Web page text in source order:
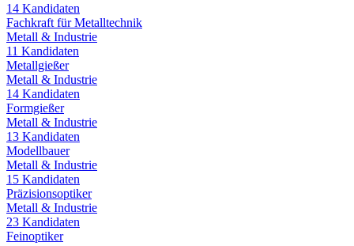
14 Kandidaten
Fachkraft für Metalltechnik
Metall & Industrie
11 Kandidaten
Metallgießer
Metall & Industrie
14 Kandidaten
Formgießer
Metall & Industrie
13 Kandidaten
Modellbauer
Metall & Industrie
15 Kandidaten
Präzisionsoptiker
Metall & Industrie
23 Kandidaten
Feinoptiker